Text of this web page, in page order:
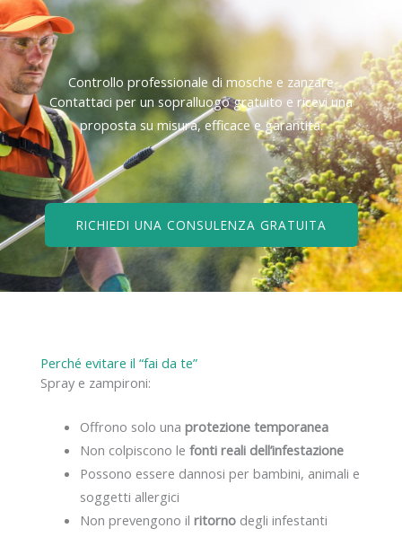
Controllo professionale di mosche e zanzare
Contattaci per un sopralluogo gratuito e ricevi una
proposta su misura, efficace e garantita.
RICHIEDI UNA CONSULENZA GRATUITA
Perché evitare il “fai da te”
Spray e zampironi:
Offrono solo una protezione temporanea
Non colpiscono le fonti reali dell’infestazione
Possono essere dannosi per bambini, animali e
soggetti allergici
Non prevengono il ritornodegli infestanti